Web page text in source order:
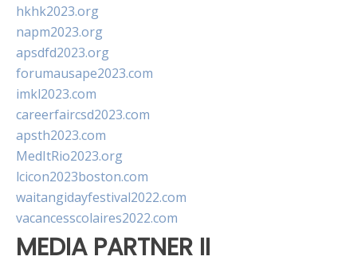
hkhk2023.org
napm2023.org
apsdfd2023.org
forumausape2023.com
imkl2023.com
careerfaircsd2023.com
apsth2023.com
MedItRio2023.org
lcicon2023boston.com
waitangidayfestival2022.com
vacancesscolaires2022.com
MEDIA PARTNER II